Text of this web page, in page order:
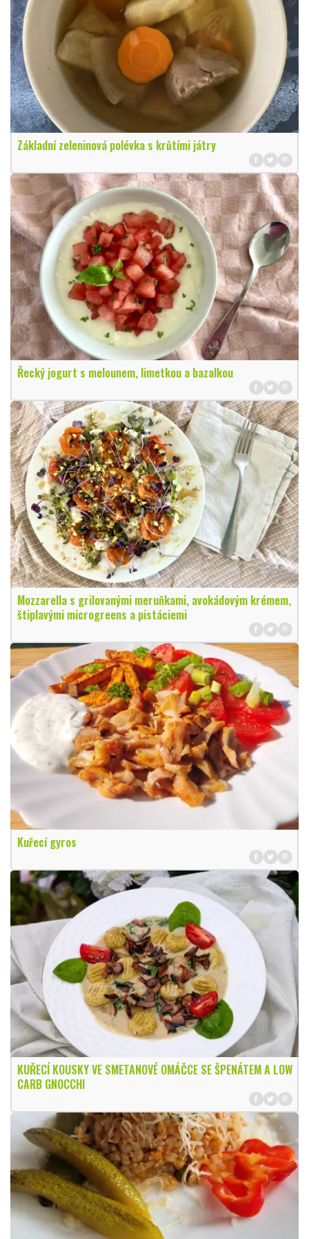
Základní zeleninová polévka s krůtími játry
Řecký jogurt s melounem, limetkou a bazalkou
Mozzarella s grilovanými meruňkami, avokádovým krémem,
štiplavými microgreens a pistáciemi
Kuřecí gyros
KUŘECÍ KOUSKY VE SMETANOVÉ OMÁČCE SE ŠPENÁTEM A LOW
CARB GNOCCHI